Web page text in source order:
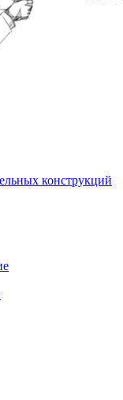
конструкций